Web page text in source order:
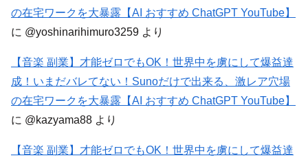
の在宅ワークを大暴露【AI おすすめ ChatGPT YouTube】
に @yoshinarihimuro3259 より
【音楽 副業】才能ゼロでもOK！世界中を虜にして爆益達
成！いまだバレてない！Sunoだけで出来る、激レア穴場
の在宅ワークを大暴露【AI おすすめ ChatGPT YouTube】
に @kazyama88 より
【音楽 副業】才能ゼロでもOK！世界中を虜にして爆益達